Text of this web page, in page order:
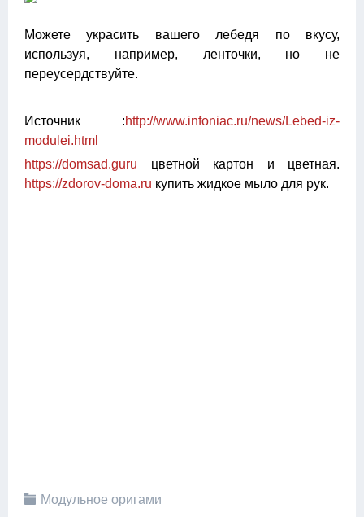
Можете украсить вашего лебедя по вкусу,
используя, например, ленточки, но не
переусердствуйте.
Источник :http://www.infoniac.ru/news/Lebed-iz-
modulei.html
https://domsad.guru цветной картон и цветная.
https://zdorov-doma.ru купить жидкое мыло для рук.
Модульное оригами